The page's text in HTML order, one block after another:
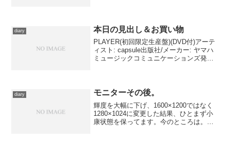
diary 本日の見出し＆お買い物
PLAYER(初回限定生産盤)(DVD付)アーテ
ィスト: capsule出版社/メーカー: ヤマハ
ミュージックコミュニケーションズ発売
diary モニターその後。
輝度を大幅に下げ、1600×1200ではなく
1280×1024に変更した結果、ひとまず小
康状態を保ってます。今のところは。今